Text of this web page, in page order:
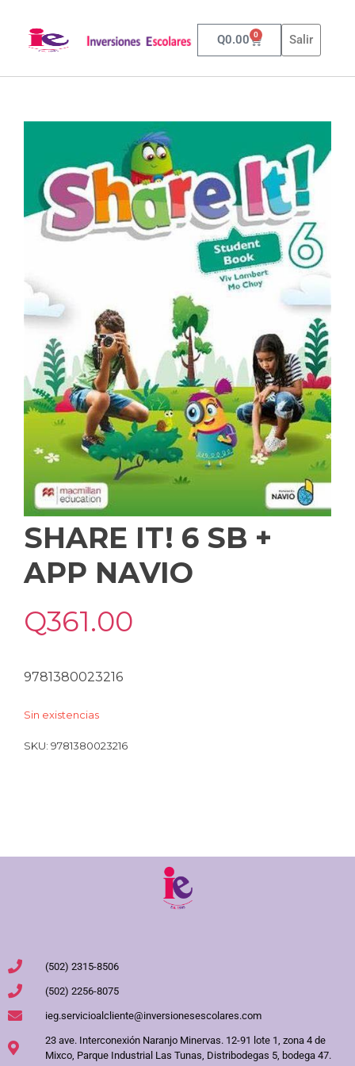
Q0.00 0 Salir
SHARE IT! 6 SB +
APP NAVIO
Q361.00
9781380023216
Sin existencias
SKU: 9781380023216
(502) 2315-8506
(502) 2256-8075
ieg.servicioalcliente@inversionesescolares.com
23 ave. Interconexión Naranjo Minervas. 12-91 lote 1, zona 4 de
Mixco, Parque Industrial Las Tunas, Distribodegas 5, bodega 47.